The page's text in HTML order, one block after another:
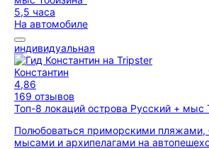
5,5 часа
На автомобиле
индивидуальная
Константин
4,86
169 отзывов
Топ-8 локаций острова Русский + мыс
Полюбоваться приморскими пляжами,
мысами и архипелагами на